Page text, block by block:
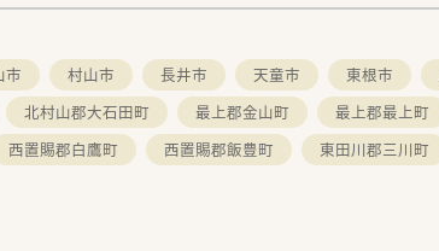
市 村山市 長井市 天童市 東根市
北村山郡大石田町 最上郡金山町 最上郡最上町
西置賜郡白鷹町 西置賜郡飯豊町 東田川郡三川町